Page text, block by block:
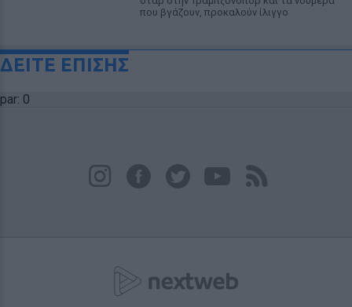
που βγάζουν, προκαλούν ίλιγγο
ΔΕΙΤΕ ΕΠΙΣΗΣ
par: 0